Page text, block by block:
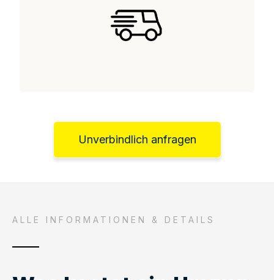
Unverbindlich anfragen
ALLE INFORMATIONEN & DETAILS